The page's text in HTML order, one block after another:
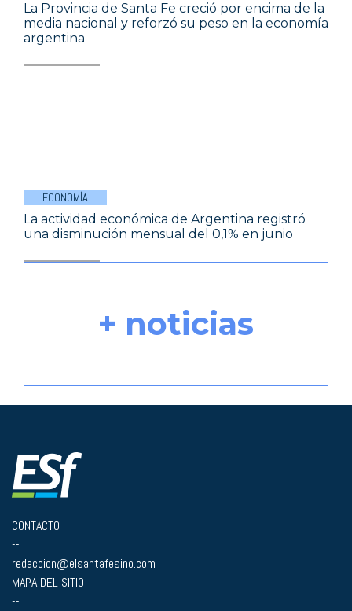
La Provincia de Santa Fe creció por encima de la
media nacional y reforzó su peso en la economía
argentina
ECONOMÍA
La actividad económica de Argentina registró
una disminución mensual del 0,1% en junio
+ noticias
CONTACTO
--
redaccion@elsantafesino.com
MAPA DEL SITIO
--